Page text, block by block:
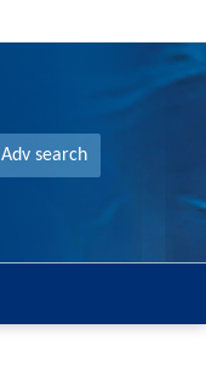
Adv search